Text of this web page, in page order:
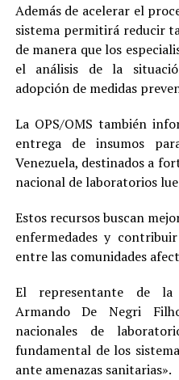
Además de acelerar el
sistema permitirá reducir
de manera que los
el análisis de la
adopción de medidas
La OPS/OMS también
entrega de insumos
Venezuela, destinados a
nacional de laboratorios
Estos recursos buscan
enfermedades y
entre las comunidades
El representante de la
Armando De Negri
nacionales de
fundamental de los
ante amenazas sanitarias».